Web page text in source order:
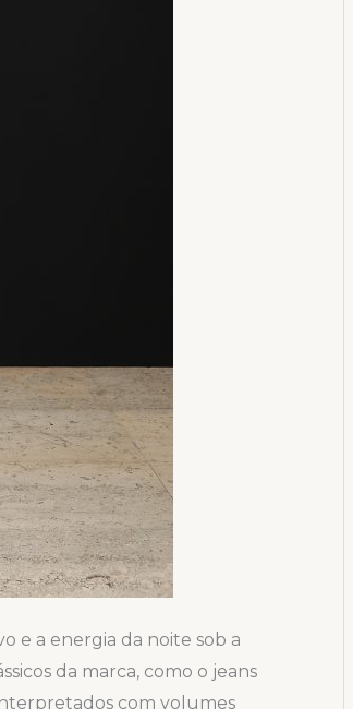
e a energia da noite sob a
da marca, como o jeans
com volumes